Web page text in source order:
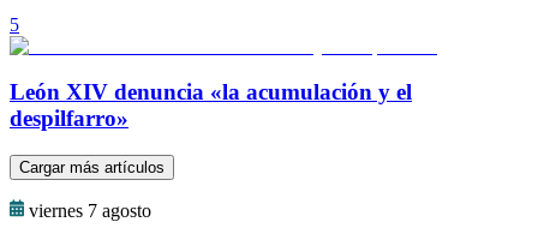
5
León XIV denuncia «la acumulación y el
despilfarro»
Cargar más artículos
viernes 7 agosto